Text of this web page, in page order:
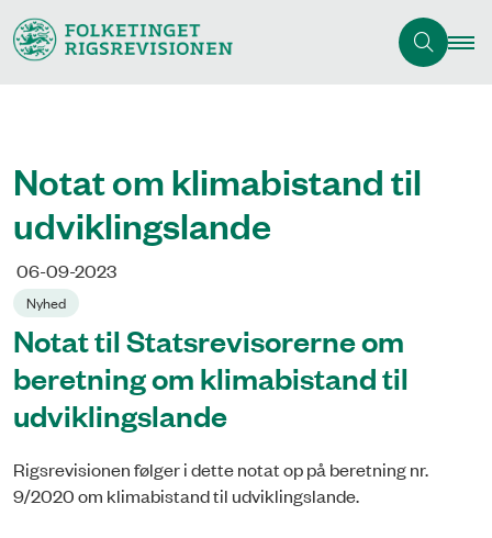
Notat om klimabistand til
udviklingslande
06-09-2023
Nyhed
Notat til Statsrevisorerne om
beretning om klimabistand til
udviklingslande
Rigsrevisionen følger i dette notat op på beretning nr.
9/2020 om klimabistand til udviklingslande.